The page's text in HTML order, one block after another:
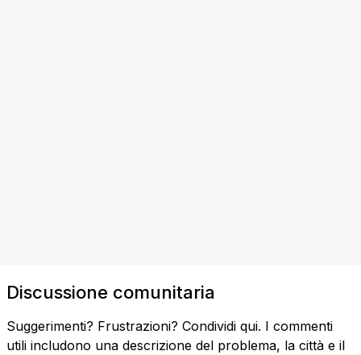
Discussione comunitaria
Suggerimenti? Frustrazioni? Condividi qui. I commenti
utili includono una descrizione del problema, la città e il